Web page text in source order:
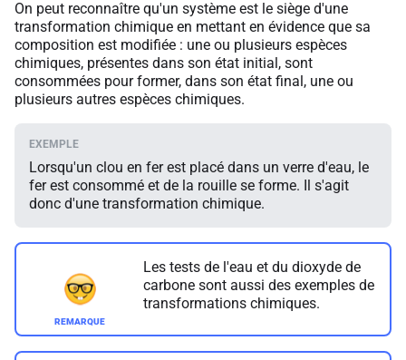
On peut reconnaître qu'un système est le siège d'une
transformation chimique en mettant en évidence que sa
composition est modifiée : une ou plusieurs espèces
chimiques, présentes dans son état initial, sont
consommées pour former, dans son état final, une ou
plusieurs autres espèces chimiques.
Lorsqu'un clou en fer est placé dans un verre d'eau, le
fer est consommé et de la rouille se forme. Il s'agit
donc d'une transformation chimique.
Les tests de l'eau et du dioxyde de
carbone sont aussi des exemples de
transformations chimiques.